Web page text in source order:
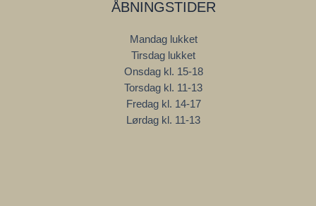
ÅBNINGSTIDER
Mandag lukket
Tirsdag lukket
Onsdag kl. 15-18
Torsdag kl. 11-13
Fredag kl. 14-17
Lørdag kl. 11-13